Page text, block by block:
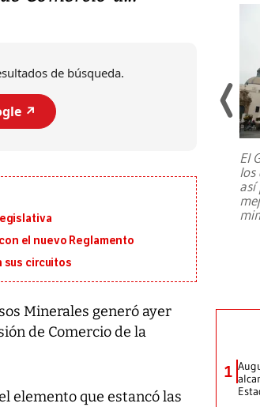
de búsqueda.
↗️
el nuevo Reglamento
sus circuitos
Minerales generó ayer
de Comercio de la
elemento que estancó las
recuerdos y escuetas
Silva, oficializó este domingo su
...
El
los
así
1